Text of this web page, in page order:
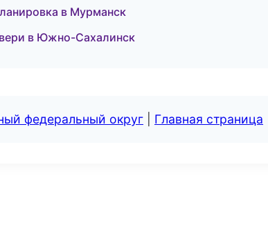
в Мурманск
в Южно-Сахалинск
федеральный округ Главная страница